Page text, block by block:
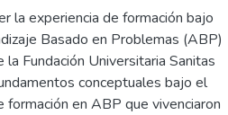
la experiencia de formación bajo
Basado en Problemas (ABP)
Fundación Universitaria Sanitas
conceptuales bajo el
en ABP que vivenciaron